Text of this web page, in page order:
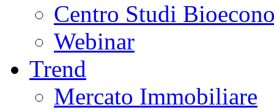
Centro Studi
Webinar
Trend
Mercato Immobiliare